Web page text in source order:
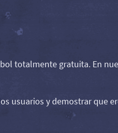
totalmente gratuita. En
usuarios y demostrar que